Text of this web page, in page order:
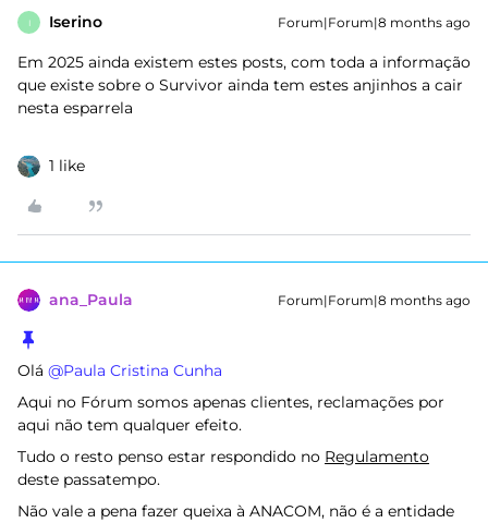
I Iserino Forum|Forum|8 months ago
Em 2025 ainda existem estes posts, com toda a informação
que existe sobre o Survivor ainda tem estes anjinhos a cair
nesta esparrela
1 like
ana_Paula Forum|Forum|8 months ago
Olá ​ @Paula Cristina Cunha
Aqui no Fórum somos apenas clientes, reclamações por
aqui não tem qualquer efeito.
Tudo o resto penso estar respondido no Regulamento
deste passatempo.
Não vale a pena fazer queixa à ANACOM, não é a entidade